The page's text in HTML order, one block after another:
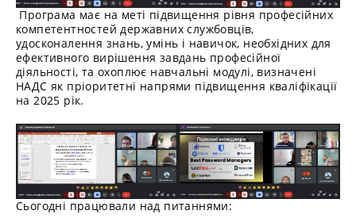
Програма має на меті підвищення рівня професійних
компетентностей державних службовців,
удосконалення знань, умінь і навичок, необхідних для
ефективного вирішення завдань професійної
діяльності, та охоплює навчальні модулі, визначені
НАДС як пріоритетні напрями підвищення кваліфікації
на 2025 рік.
Сьогодні працювали над питаннями: